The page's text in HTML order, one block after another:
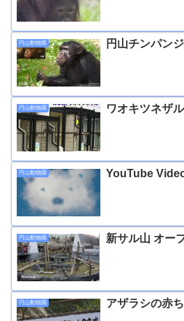
円山動物園 円山チンパン
円山動物園 ワオキツネザル
円山動物園 YouTube
円山動物園 新サル山 オー
円山動物園 アザラシの赤